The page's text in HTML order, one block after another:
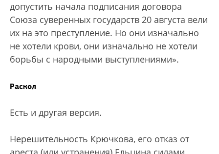
допустить начала подписания договора
Союза суверенных государств 20 августа вели
их на это преступление. Но они изначально
не хотели крови, они изначально не хотели
борьбы с народными выступлениями».
Раскол
Есть и другая версия.
Нерешительность Крючкова, его отказ от